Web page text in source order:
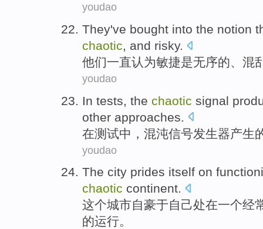
youdao
They've bought into the notion
chaotic, and risky.
他们一直认为敏捷是无序的、 混
youdao
In tests , the chaotic signal
other approaches
在测试中 ， 混沌信号发生器产生
youdao
The city prides itself on
chaotic continent.
这个城市自豪于自己处在一个经
的运行。